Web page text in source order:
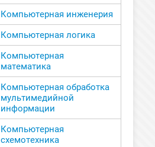
Компьютерная инженерия
Компьютерная логика
Компьютерная
математика
Компьютерная обработка
мультимедийной
информации
Компьютерная
схемотехника